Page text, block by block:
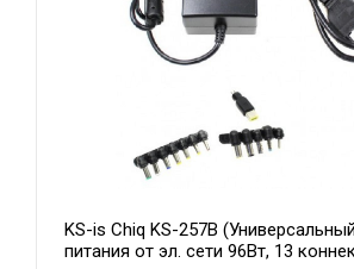
KS-is Chiq KS-257B
питания от эл. сети 96Вт, 13